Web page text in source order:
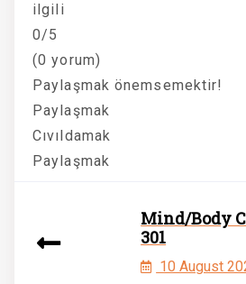
ilgili
0/5
(0 yorum)
Paylaşmak önemsemektir!
Paylaşmak
Cıvıldamak
Paylaşmak
Mind/Body
301
10 August